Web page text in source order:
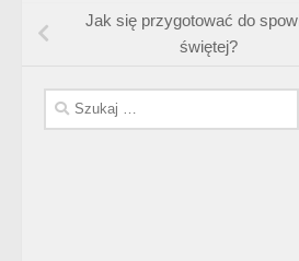
Jak się przygotować do
świętej?
Szukaj: